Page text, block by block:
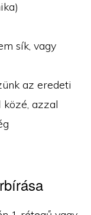
sík, vagy
az eredeti
azzal